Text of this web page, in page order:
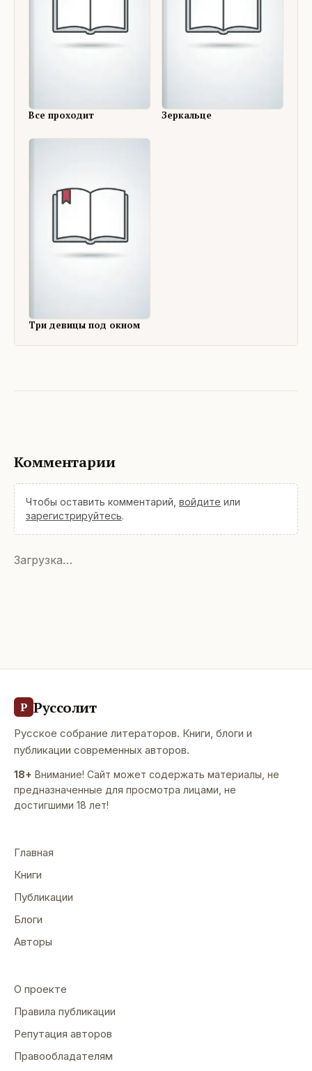
Все проходит Зеркальце
Три девицы под окном
Комментарии
Чтобы оставить комментарий, войдите или
зарегистрируйтесь.
Загрузка…
Р Руссолит
Русское собрание литераторов. Книги, блоги и
публикации современных авторов.
18+ Внимание! Сайт может содержать материалы, не
предназначенные для просмотра лицами, не
достигшими 18 лет!
Главная
Книги
Публикации
Блоги
Авторы
О проекте
Правила публикации
Репутация авторов
Правообладателям